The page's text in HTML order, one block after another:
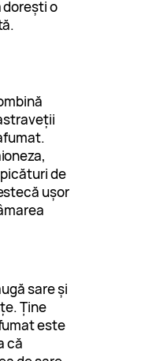
dorești o
de
ușor
sare și
Ține
este
că